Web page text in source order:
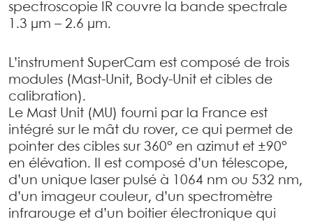
spectroscopie IR couvre la bande spectrale
1.3 µm – 2.6 µm.
L’instrument SuperCam est composé de trois
modules (Mast-Unit, Body-Unit et cibles de
calibration).
Le Mast Unit (MU) fourni par la France est
intégré sur le mât du rover, ce qui permet de
pointer des cibles sur 360° en azimut et ±90°
en élévation. Il est composé d’un télescope,
d’un unique laser pulsé à 1064 nm ou 532 nm,
d’un imageur couleur, d’un spectromètre
infrarouge et d’un boitier électronique qui